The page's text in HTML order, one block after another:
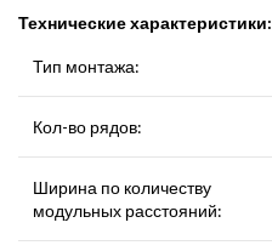
Технические характеристики:
Тип монтажа:
Кол-во рядов:
Ширина по количеству
модульных расстояний: